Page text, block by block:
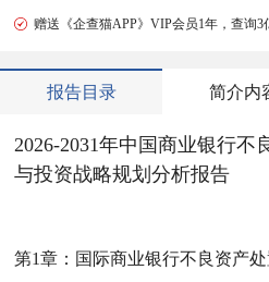
赠送《企查猫APP》VIP会员1年，查询3
报告目录 简介内
2026-2031年中国商业银行
与投资战略规划分析报告
第1章：国际商业银行不良资产